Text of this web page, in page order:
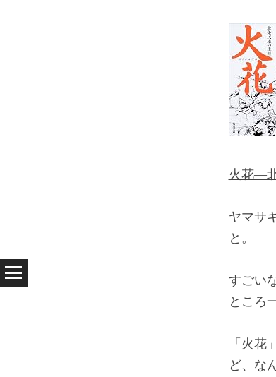
火花―
ヤマサ
と。
すごい
ところ
「火
ど、な